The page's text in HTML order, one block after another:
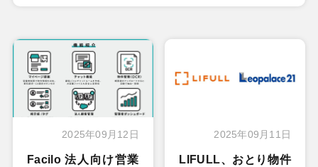
2025年09月12日
Facilo 法人向け営業
2025年09月11日
LIFULL、おとり物件